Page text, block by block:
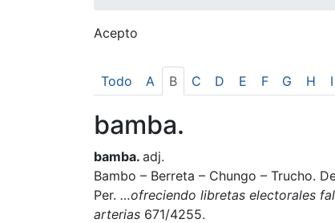
Acepto
Esto nos ayuda a recolectar
Todo A B C D E F G H I
bamba.
bamba. adj.
Bambo – Berreta – Chungo – Trucho.
Per. …ofreciendo libretas electorales
arterias 671/4255.